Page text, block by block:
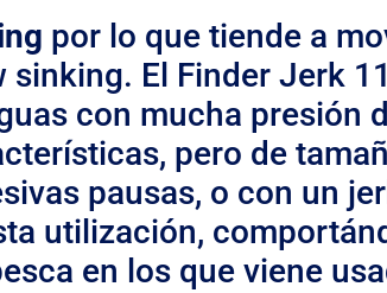
por lo que tiende a
sinking. El Finder Jerk
con mucha presión
pero de
pausas, o con un
utilización,
en los que viene